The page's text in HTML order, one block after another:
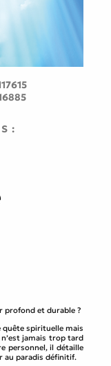
:
profond et durable ?
quête spirituelle mais
jamais trop tard
personnel, il détaille
au paradis définitif.